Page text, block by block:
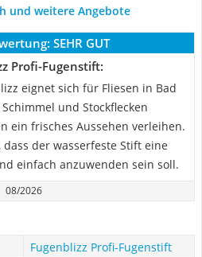
und weitere Angebote
SEHR GUT
Profi-Fugenstift:
eignet sich für Fliesen in Bad
und Stockflecken
ein frisches Aussehen verleihen.
der wasserfeste Stift eine
einfach anzuwenden sein soll.
08/2026
Fugenblizz Profi-Fugenstift